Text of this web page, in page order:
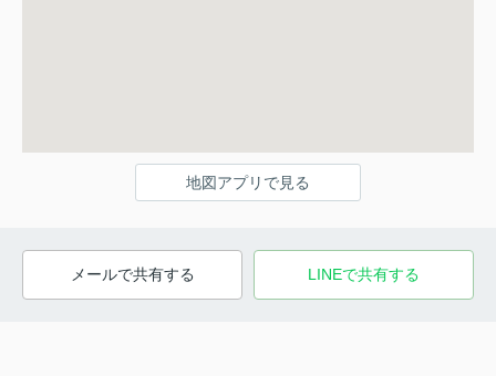
地図アプリで見る
メールで共有する LINEで共有する